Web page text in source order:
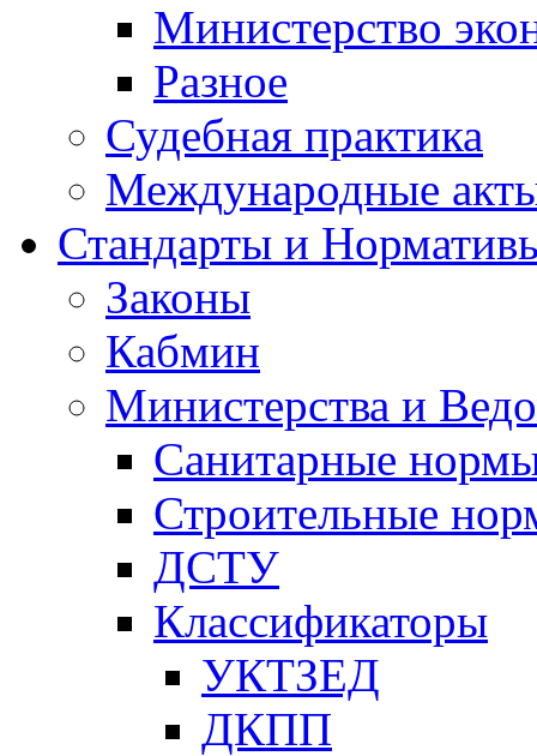
Министерство
Разное
Судебная практика
Международные
Стандарты и
Законы
Кабмин
Министерства и
Санитарные
Строительные
ДСТУ
Классификаторы
УКТЗЕД
ДКПП